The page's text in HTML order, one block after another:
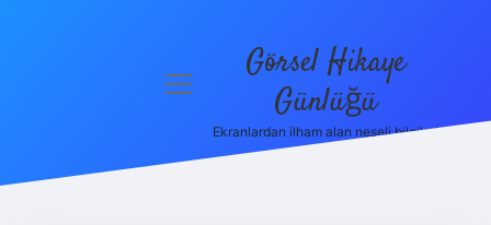
menüyü
Görsel Hikaye
Günlüğü
Ekranlardan ilham alan neşeli bilgiler!